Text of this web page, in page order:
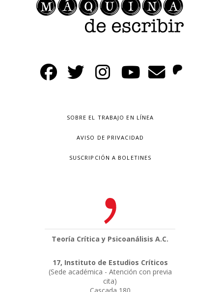
SOBRE EL TRABAJO EN LÍNEA
AVISO DE PRIVACIDAD
SUSCRIPCIÓN A BOLETINES
Teoría Crítica y Psicoanálisis A.C.
17, Instituto de Estudios Críticos
(Sede académica - Atención con previa
cita)
Cascada 180